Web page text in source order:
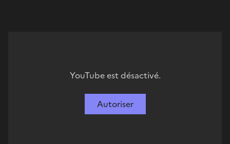
YouTube est désactivé.
Autoriser